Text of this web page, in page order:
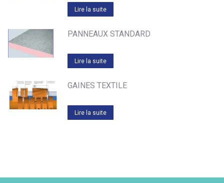
Lire la suite
PANNEAUX STANDARD
Lire la suite
GAINES TEXTILE
Lire la suite